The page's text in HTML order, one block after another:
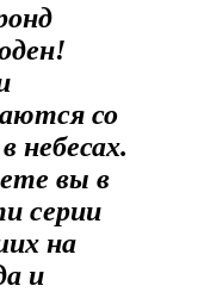
со
небесах.
вы в
серии
на
и